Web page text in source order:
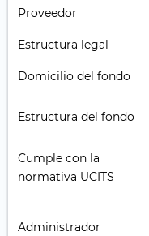
Proveedor
Estructura legal
Domicilio del fondo
Estructura del fondo
Cumple con la
normativa UCITS
Administrador